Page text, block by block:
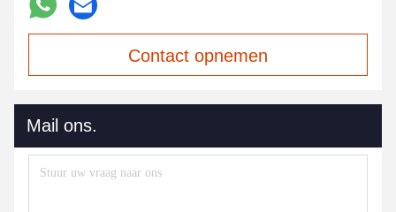
Contact opnemen
Mail ons.